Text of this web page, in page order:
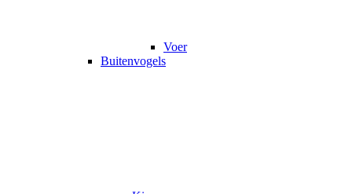
Voer
Buitenvogels